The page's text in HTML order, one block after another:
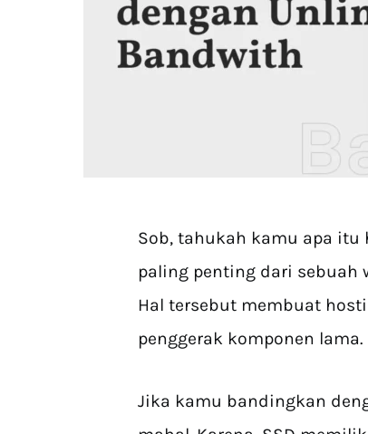
Sob, tahukah kamu apa itu
paling penting dari sebuah
Hal tersebut membuat
penggerak komponen lama.
Jika kamu bandingkan